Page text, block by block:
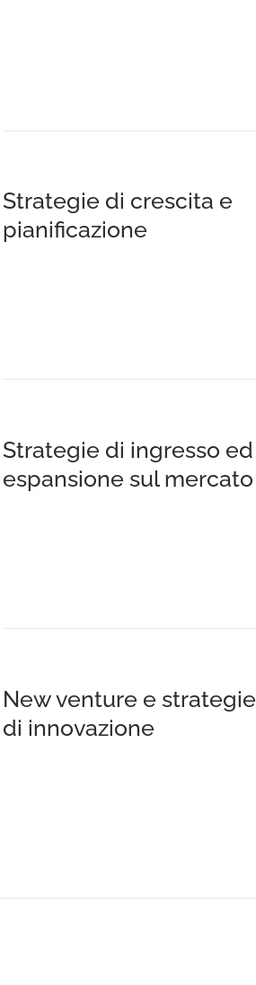
Strategie di crescita e
pianificazione
Strategie di ingresso ed
espansione sul mercato
New venture e strategie
di innovazione